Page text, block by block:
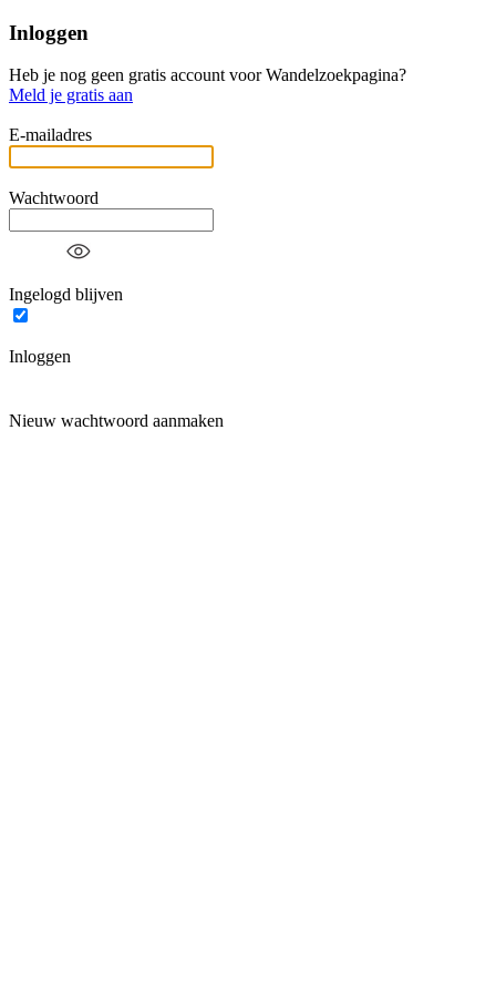
Inloggen
Heb je nog geen gratis account voor Wandelzoekpagina?
Meld je gratis aan
E-mailadres
Wachtwoord
Ingelogd blijven
Inloggen
Nieuw wachtwoord aanmaken